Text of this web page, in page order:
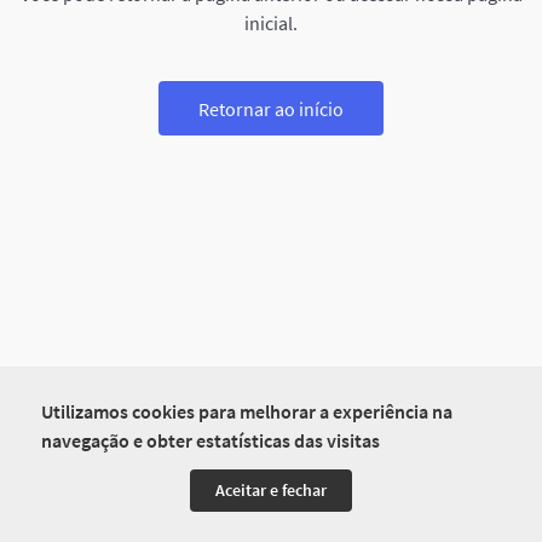
Utilizamos cookies para melhorar a experiência na
navegação e obter estatísticas das visitas
Aceitar e fechar
inicial.
Retornar ao início